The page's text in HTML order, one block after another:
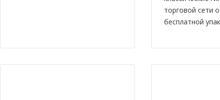
торговой сети
бесплатной